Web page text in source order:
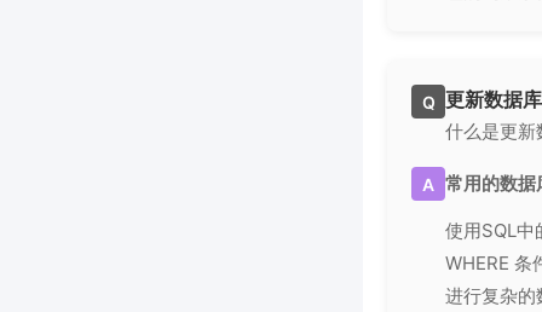
Q 更新数据
什么是更新
A 常用的数据
使用SQL中
WHERE 条
进行复杂的